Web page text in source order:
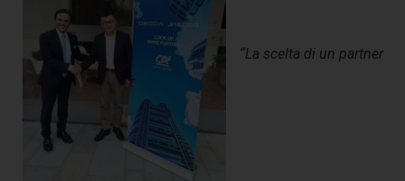
“La scelta di un partner